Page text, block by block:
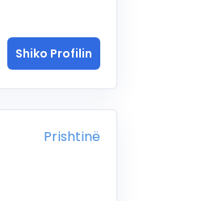
Shiko Profilin
Prishtinë